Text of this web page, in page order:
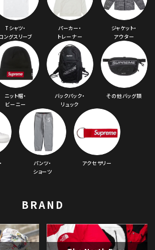
ランドから探す
円 ～
在庫のない商品を表示する
絞り込んで検索する
Tシャツ・
ングスリーブ
パーカー・
トレーナー
ジャケット・
アウター
ニット帽・
ビーニー
バックパック・
リュック
その他バッグ類
パンツ・
ショーツ
アクセサリー
BRAND